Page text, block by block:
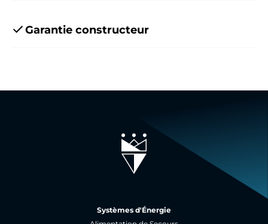
Garantie constructeur
Systèmes d'Énergie